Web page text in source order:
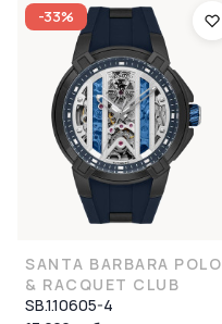
-33%
SANTA BARBARA POLO
& RACQUET CLUB
SB.1.10605-4